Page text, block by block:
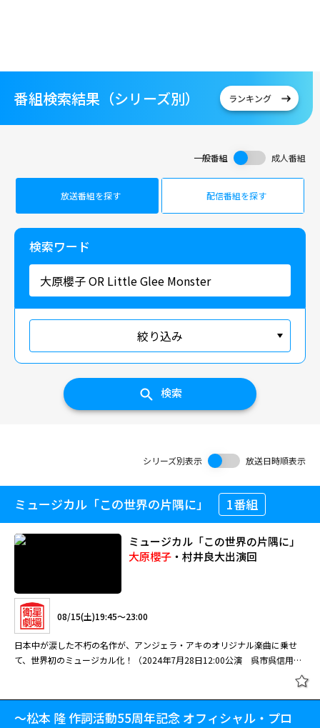
番組検索結果（シリーズ別） ランキング
一般番組 成人番組
放送番組を探す 配信番組を探す
検索ワード
絞り込み
検索
シリーズ別表示 放送日時順表示
ミュージカル「この世界の片隅に」 1番組
ミュージカル「この世界の片隅に」
大原櫻子 ・村井良大出演回
08/15(土)19:45～23:00
日本中が涙した不朽の名作が、アンジェラ・アキのオリジナル楽曲に乗せ
て、世界初のミュージカル化！（2024年7月28日12:00公演 呉市呉信用金
～松本 隆 作詞活動55周年記念 オフィシャル・プロ